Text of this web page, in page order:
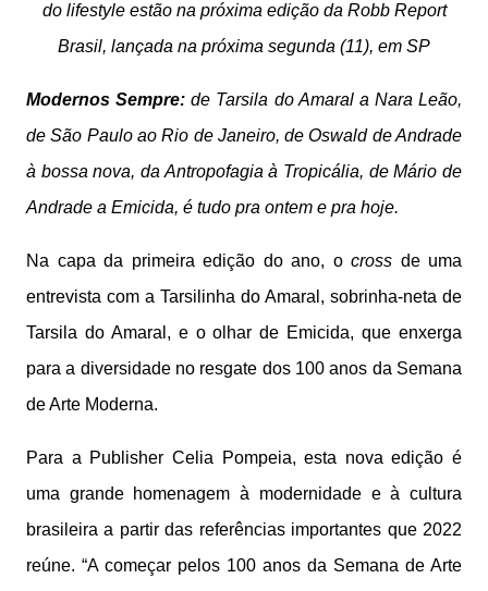
do lifestyle estão na próxima edição da Robb Report
Brasil, lançada na próxima segunda (11), em SP
Modernos Sempre: de Tarsila do Amaral a Nara Leão,
de São Paulo ao Rio de Janeiro, de Oswald de Andrade
à bossa nova, da Antropofagia à Tropicália, de Mário de
Andrade a Emicida, é tudo pra ontem e pra hoje.
Na capa da primeira edição do ano, o cross de uma
entrevista com a Tarsilinha do Amaral, sobrinha-neta de
Tarsila do Amaral, e o olhar de Emicida, que enxerga
para a diversidade no resgate dos 100 anos da Semana
de Arte Moderna.
Para a Publisher Celia Pompeia, esta nova edição é
uma grande homenagem à modernidade e à cultura
brasileira a partir das referências importantes que 2022
reúne. “A começar pelos 100 anos da Semana de Arte